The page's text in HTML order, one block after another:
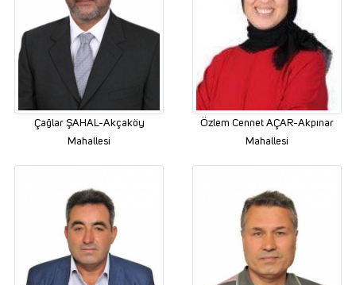
Çağlar ŞAHAL-Akçaköy
Mahallesi
Özlem Cennet AÇAR-Akpınar
Mahallesi